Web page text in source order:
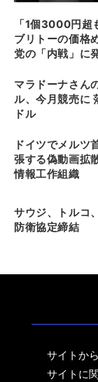
「1個3000円超
ブリトーの価格
党の「内戦」に
マラドーナさん
ル、今月競売に
ドル
ドイツでメルツ
張する偽動画拡
情報工作組織
サウジ、トルコ
防衛協定締結
サイトか
サイトに